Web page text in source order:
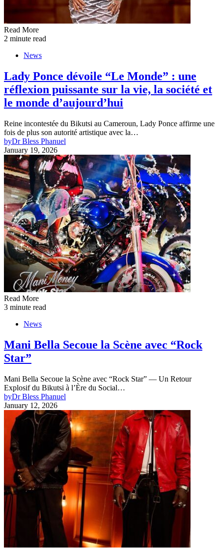
Read More
2 minute read
News
Lady Ponce dévoile “Le Monde” : une
réflexion puissante sur la vie, la société et
le monde d’aujourd’hui
Reine incontestée du Bikutsi au Cameroun, Lady Ponce affirme une
fois de plus son autorité artistique avec la…
byDr Bless Phanuel
January 19, 2026
Read More
3 minute read
News
Mani Bella Secoue la Scène avec “Rock
Star”
Mani Bella Secoue la Scène avec “Rock Star” — Un Retour
Explosif du Bikutsi à l’Ère du Social…
byDr Bless Phanuel
January 12, 2026